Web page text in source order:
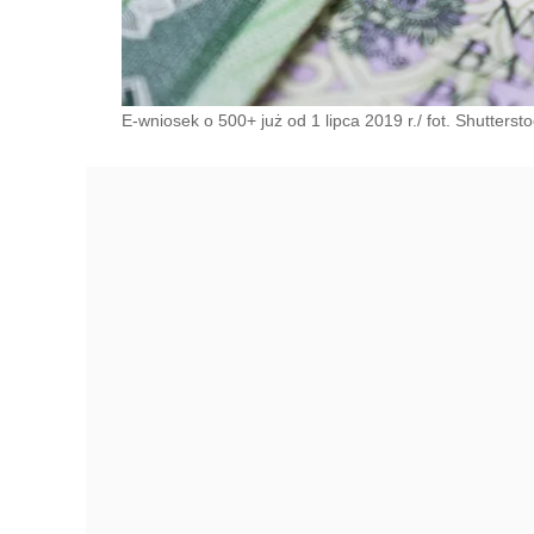
E-wniosek o 500+ już od 1 lipca 2019 r./ fot.